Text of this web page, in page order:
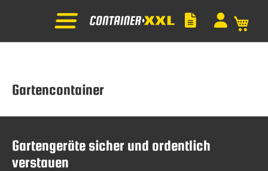
Gartencontainer
Gartengeräte sicher und ordentlich
verstauen